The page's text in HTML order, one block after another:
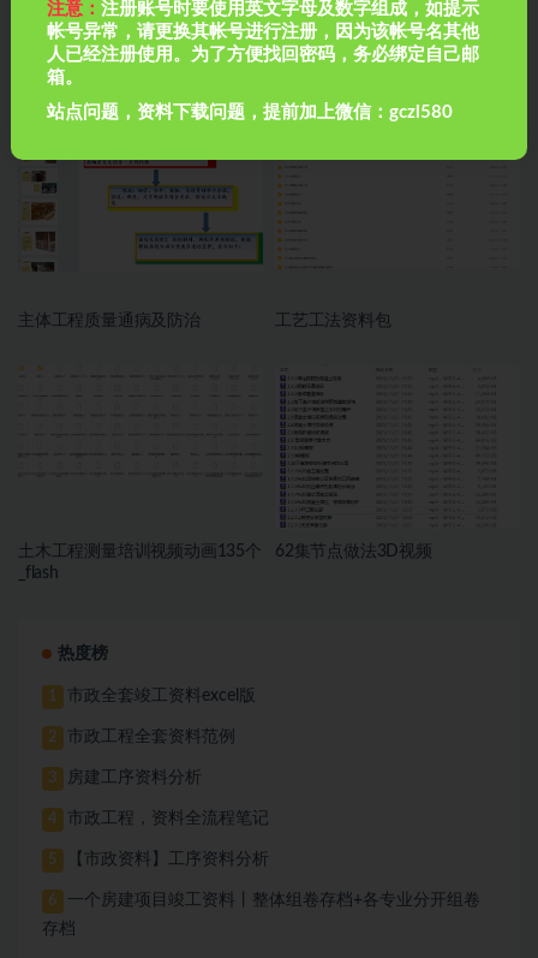
常规钢筋接头见证取样数量
主体工程质量通病及防治 工艺工法资料包
土木工程测量培训视频动画135个
_flash
62集节点做法3D视频
热度榜
1 市政全套竣工资料excel版
2 市政工程全套资料范例
3 房建工序资料分析
4 市政工程，资料全流程笔记
5 【市政资料】工序资料分析
6
一个房建项目竣工资料丨整体组卷存档+各专业分开组卷
存档
注意：注册账号时要使用英文字母及数字组成，如提示
帐号异常，请更换其帐号进行注册，因为该帐号名其他
人已经注册使用。为了方便找回密码，务必绑定自己邮
箱。
站点问题，资料下载问题，提前加上微信：gczl580